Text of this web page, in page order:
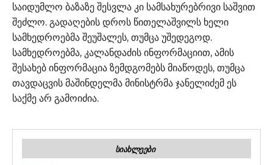
საიდუმლო ბაზაზე შესვლა კი სამსახურებრივი საშვით
შეძლო. გადაღების დროს წითელაშვილს ხელი
სამხედროებმა შეუშალეს, თუმცა უშედეგოდ.
სამხედროებმა, კალანდაძის ინფორმაციით, ამის
შესახებ ინფორმაცია ზემდგომებს მიაწოდეს, თუმცა
თავდაცვის მაშინდელმა მინისტრმა ჯანელიძემ ეს
საქმე არ გამოიძია.
ᲡᲘᲐᲮᲚᲔᲔᲑᲘ